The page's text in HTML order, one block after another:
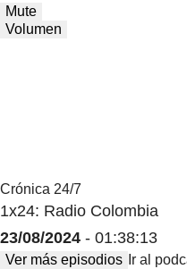
Mute
Volumen
Crónica 24/7
1x24: Radio Colombia
23/08/2024 - 01:38:13
Ver más episodios Ir al